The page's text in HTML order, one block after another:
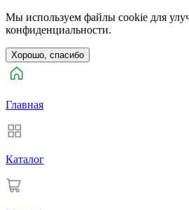
Мы используем файлы cookie для
конфиденциальности.
Хорошо, спасибо
Главная
Каталог